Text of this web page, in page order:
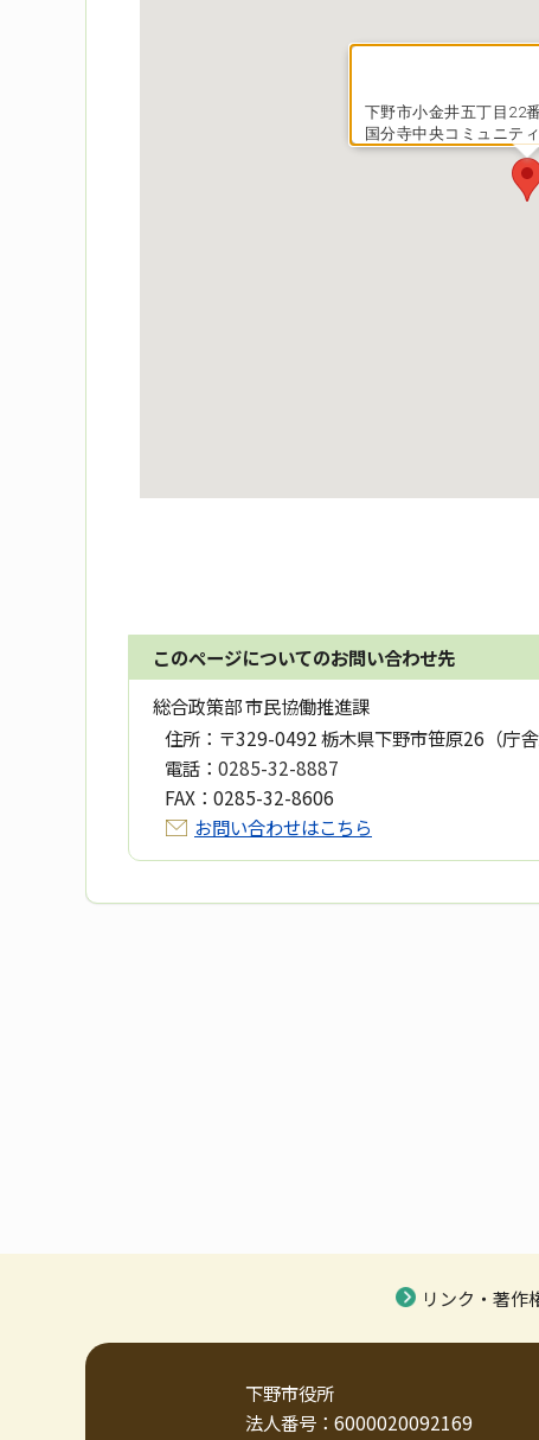
下野市小金井五丁目22
国分寺中央コミュニテ
このページについてのお問い合わせ先
総合政策部 市民協働推進課
住所： 〒329-0492 栃木県下野市笹原26（庁舎
電話： 0285-32-8887
FAX： 0285-32-8606
お問い合わせはこちら
リンク・著作
下野市役所
法人番号：6000020092169